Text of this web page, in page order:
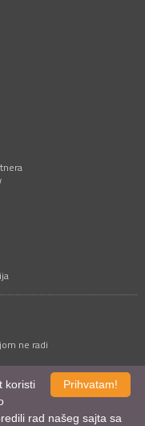
ne radi
Prihvatam!
koristi
rad našeg sajta sa